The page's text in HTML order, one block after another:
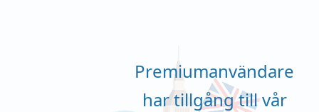
Premiumanvändare
har tillgång till vår